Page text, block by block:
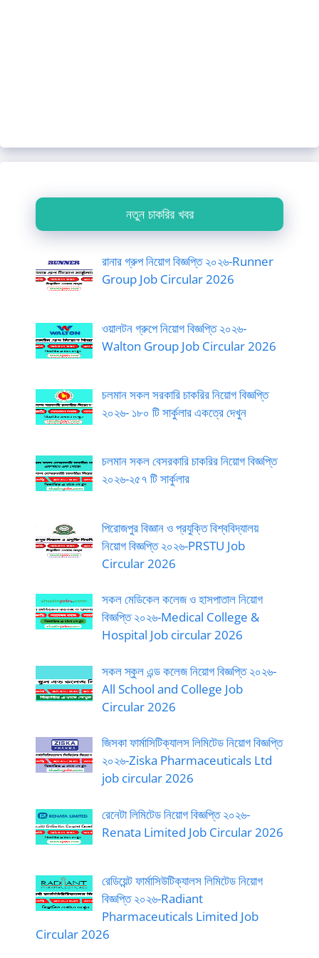
নতুন চাকরির খবর
রানার গ্রুপ নিয়োগ বিজ্ঞপ্তি ২০২৬-Runner
Group Job Circular 2026
ওয়ালটন গ্রুপে নিয়োগ বিজ্ঞপ্তি ২০২৬-
Walton Group Job Circular 2026
চলমান সকল সরকারি চাকরির নিয়োগ বিজ্ঞপ্তি
২০২৬- ১৮০ টি সার্কুলার একত্রে দেখুন
চলমান সকল বেসরকারি চাকরির নিয়োগ বিজ্ঞপ্তি
২০২৬-২৫৭ টি সার্কুলার
পিরোজপুর বিজ্ঞান ও প্রযুক্তি বিশ্ববিদ্যালয়
নিয়োগ বিজ্ঞপ্তি ২০২৬-PRSTU Job
Circular 2026
সকল মেডিকেল কলেজ ও হাসপাতাল নিয়োগ
বিজ্ঞপ্তি ২০২৬-Medical College &
Hospital Job circular 2026
সকল স্কুল এন্ড কলেজ নিয়োগ বিজ্ঞপ্তি ২০২৬-
All School and College Job
Circular 2026
জিসকা ফার্মাসিটিক্যালস লিমিটেড নিয়োগ বিজ্ঞপ্তি
২০২৬-Ziska Pharmaceuticals Ltd
job circular 2026
রেনেটা লিমিটেড নিয়োগ বিজ্ঞপ্তি ২০২৬-
Renata Limited Job Circular 2026
রেডিয়েন্ট ফার্মাসিউটিক্যালস লিমিটেড নিয়োগ
বিজ্ঞপ্তি ২০২৬-Radiant
Pharmaceuticals Limited Job
Circular 2026